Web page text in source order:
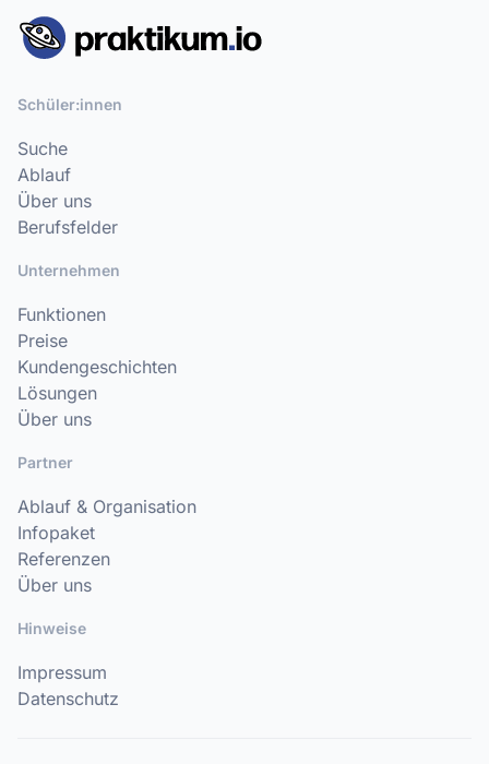
Schüler:innen
Suche
Ablauf
Über uns
Berufsfelder
Unternehmen
Funktionen
Preise
Kundengeschichten
Lösungen
Über uns
Partner
Ablauf & Organisation
Infopaket
Referenzen
Über uns
Hinweise
Impressum
Datenschutz